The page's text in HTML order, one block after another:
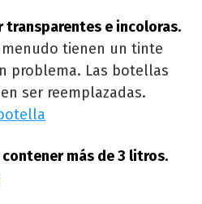
transparentes e incoloras.
menudo tienen un tinte
problema. Las botellas
ser reemplazadas.
más de 3 litros.